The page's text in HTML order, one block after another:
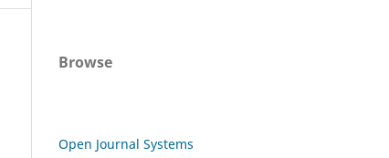
Browse
Open Journal Systems